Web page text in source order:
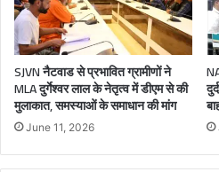
SJVN नैटवाड से प्रभावित ग्रामीणों ने
MLA दुर्गेश्वर लाल के नेतृत्व में डीएम से की
मुलाकात, समस्याओं के समाधान की मांग
June 11, 2026